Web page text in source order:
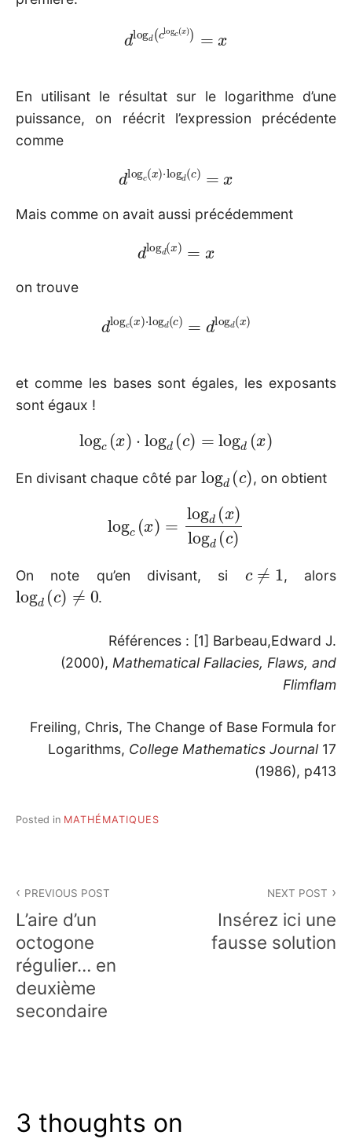
logd (clogc
En utilisant le résultat sur le logarithme d’une
puissance, on réécrit l’expression précédente
comme
logc (x)⋅logd
Mais comme on avait aussi précédemment
logd(
on trouve
logc(x)⋅logd( =dlogd
et comme les bases sont égales, les exposants
sont égaux !
log c(x log d(c logd (x)
En divisant chaque côté par
log d( c
, on obtient
d(x) logd
On note qu’en divisant, si
1
, alors
log d(c)≠ 0
.
Références : [1] Barbeau,Edward J.
(2000), Mathematical Fallacies, Flaws, and
Flimflam
Freiling, Chris, The Change of Base Formula for
Logarithms, College Mathematics Journal 17
(1986), p413
Posted in MATHÉMATIQUES
navigation
PREVIOUS POST
L’aire d’un
octogone
régulier… en
deuxième
secondaire
NEXT POST
Insérez ici une
fausse solution
3 thoughts on